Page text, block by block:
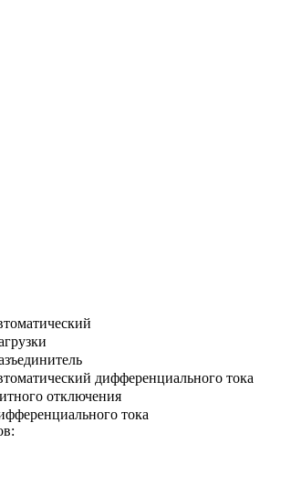
дифференциального тока
отключения
тока